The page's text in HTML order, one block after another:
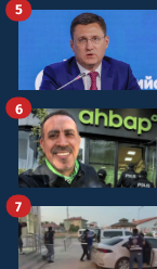
5
6
7